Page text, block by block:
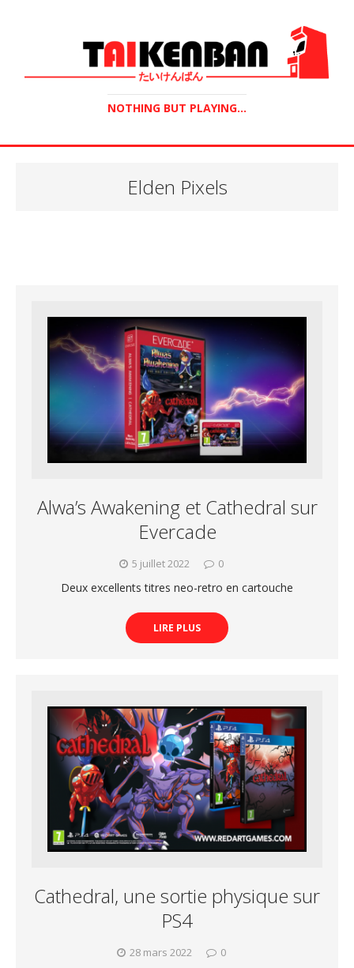
NOTHING BUT PLAYING...
Elden Pixels
Alwa’s Awakening et Cathedral sur
Evercade
5 juillet 2022 0
Deux excellents titres neo-retro en cartouche
LIRE PLUS
Cathedral, une sortie physique sur
PS4
28 mars 2022 0